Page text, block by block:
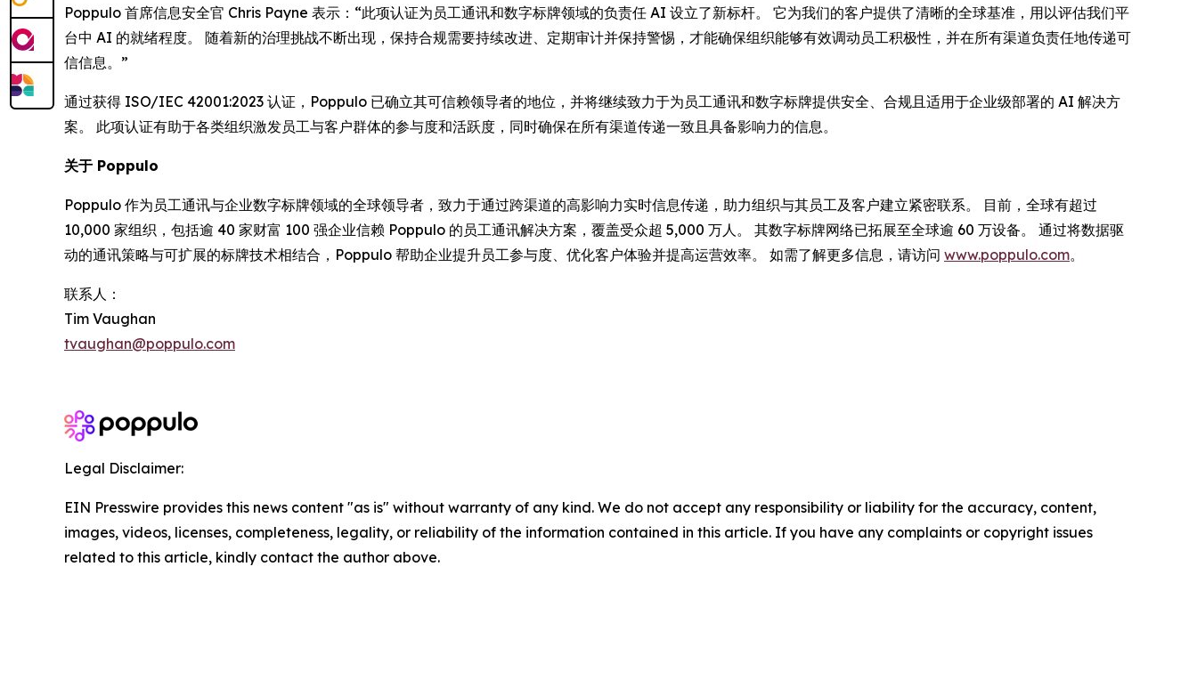
Poppulo 首席信息安全官 Chris Payne 表示：“此项认证为员工通讯和数字标牌领域的负责任 AI 设立了新标杆。 它为我们的客户提供了清晰的全球基准，用以评估我们平
台中 AI 的就绪程度。 随着新的治理挑战不断出现，保持合规需要持续改进、定期审计并保持警惕，才能确保组织能够有效调动员工积极性，并在所有渠道负责任地传递可
信信息。”
通过获得 ISO/IEC 42001:2023 认证，Poppulo 已确立其可信赖领导者的地位，并将继续致力于为员工通讯和数字标牌提供安全、合规且适用于企业级部署的 AI 解决方
案。 此项认证有助于各类组织激发员工与客户群体的参与度和活跃度，同时确保在所有渠道传递一致且具备影响力的信息。
关于 Poppulo
Poppulo 作为员工通讯与企业数字标牌领域的全球领导者，致力于通过跨渠道的高影响力实时信息传递，助力组织与其员工及客户建立紧密联系。 目前，全球有超过
10,000 家组织，包括逾 40 家财富 100 强企业信赖 Poppulo 的员工通讯解决方案，覆盖受众超 5,000 万人。 其数字标牌网络已拓展至全球逾 60 万设备。 通过将数据驱
动的通讯策略与可扩展的标牌技术相结合，Poppulo 帮助企业提升员工参与度、优化客户体验并提高运营效率。 如需了解更多信息，请访问 www.poppulo.com。
联系人：
Tim Vaughan
tvaughan@poppulo.com
Legal Disclaimer:
EIN Presswire provides this news content "as is" without warranty of any kind. We do not accept any responsibility or liability for the accuracy, content,
images, videos, licenses, completeness, legality, or reliability of the information contained in this article. If you have any complaints or copyright issues
related to this article, kindly contact the author above.